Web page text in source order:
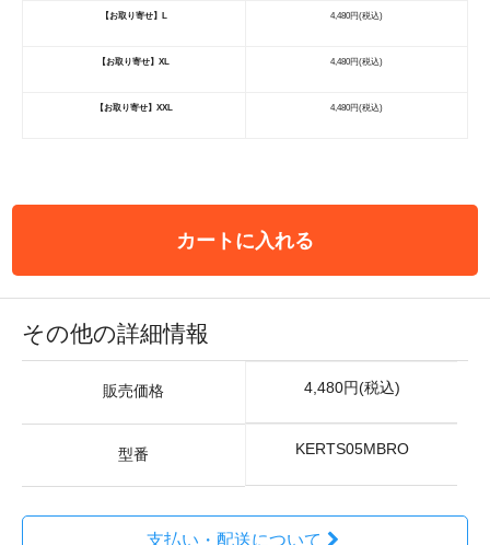
【お取り寄せ】L
【お取り寄せ】XL
【お取り寄せ】XXL
4,480円(税込)
4,480円(税込)
4,480円(税込)
カートに入れる
その他の詳細情報
販売価格 4,480円(税込)
型番 KERTS05MBRO
支払い・配送について